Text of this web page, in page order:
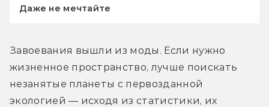
Даже не мечтайте
Завоевания вышли из моды. Если нужно
жизненное пространство, лучше поискать
незанятые планеты с первозданной
экологией — исходя из статистики, их